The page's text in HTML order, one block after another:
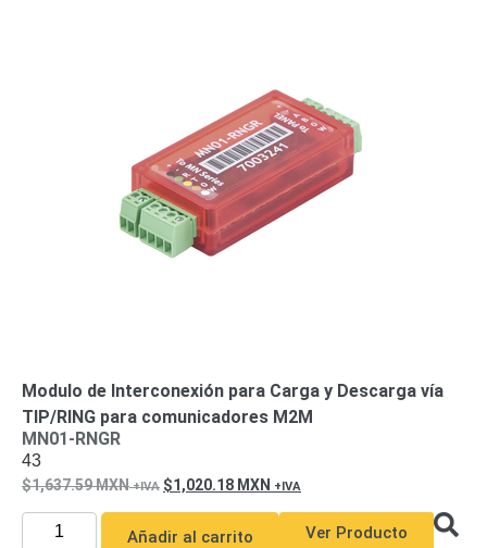
Modulo de Interconexión para Carga y Descarga vía
TIP/RING para comunicadores M2M
MN01-RNGR
43
1,637.59MXN 1,020.18 MXN
Añadir al carrito Ver Producto